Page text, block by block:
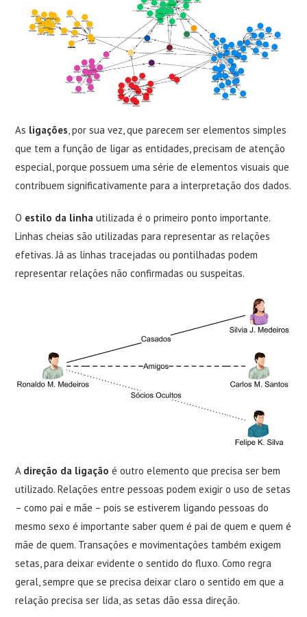
As ligações, por sua vez, que parecem ser elementos simples
que tem a função de ligar as entidades, precisam de atenção
especial, porque possuem uma série de elementos visuais que
contribuem significativamente para a interpretação dos dados.
O estilo da linha utilizada é o primeiro ponto importante.
Linhas cheias são utilizadas para representar as relações
efetivas. Já as linhas tracejadas ou pontilhadas podem
representar relações não confirmadas ou suspeitas.
A direção da ligação é outro elemento que precisa ser bem
utilizado. Relações entre pessoas podem exigir o uso de setas
– como pai e mãe – pois se estiverem ligando pessoas do
mesmo sexo é importante saber quem é pai de quem e quem é
mãe de quem. Transações e movimentações também exigem
setas, para deixar evidente o sentido do fluxo. Como regra
geral, sempre que se precisa deixar claro o sentido em que a
relação precisa ser lida, as setas dão essa direção.